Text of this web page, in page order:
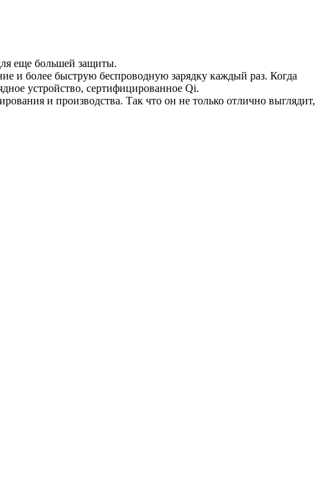
еще большей защиты.
и более быструю беспроводную зарядку каждый раз. Когда
устройство, сертифицированное Qi.
и производства. Так что он не только отлично выглядит,